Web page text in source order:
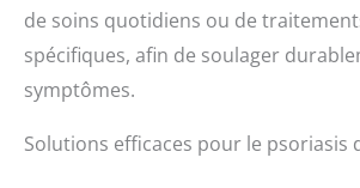
de soins quotidiens ou de
spécifiques, afin de soulager
symptômes.
Solutions efficaces pour le psoriasis